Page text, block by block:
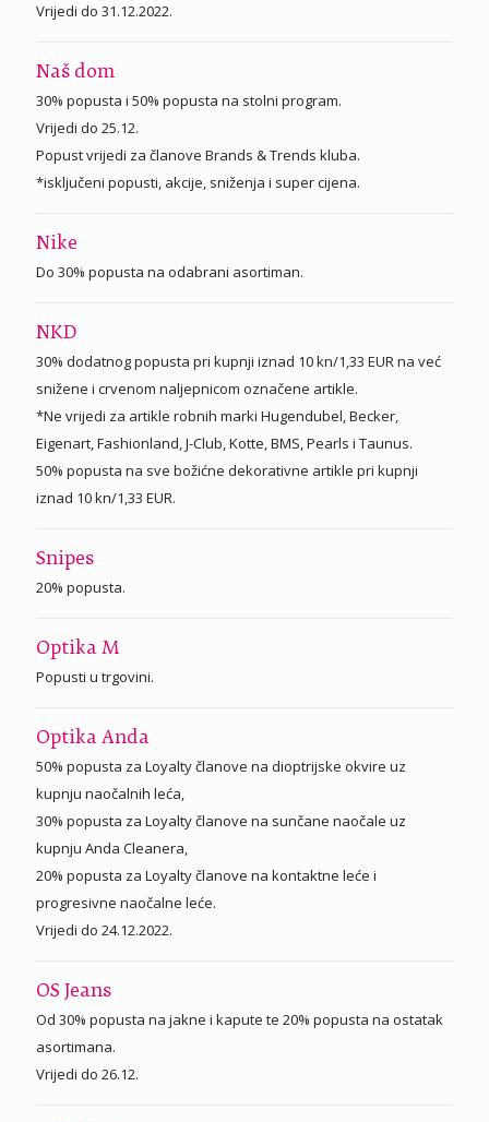
Vrijedi do 31.12.2022.
Naš dom
30% popusta i 50% popusta na stolni program.
Vrijedi do 25.12.
Popust vrijedi za članove Brands & Trends kluba.
*isključeni popusti, akcije, sniženja i super cijena.
Nike
Do 30% popusta na odabrani asortiman.
NKD
30% dodatnog popusta pri kupnji iznad 10 kn/1,33 EUR na već
snižene i crvenom naljepnicom označene artikle.
*Ne vrijedi za artikle robnih marki Hugendubel, Becker,
Eigenart, Fashionland, J-Club, Kotte, BMS, Pearls i Taunus.
50% popusta na sve božićne dekorativne artikle pri kupnji
iznad 10 kn/1,33 EUR.
Snipes
20% popusta.
Optika M
Popusti u trgovini.
Optika Anda
50% popusta za Loyalty članove na dioptrijske okvire uz
kupnju naočalnih leća,
30% popusta za Loyalty članove na sunčane naočale uz
kupnju Anda Cleanera,
20% popusta za Loyalty članove na kontaktne leće i
progresivne naočalne leće.
Vrijedi do 24.12.2022.
OS Jeans
Od 30% popusta na jakne i kapute te 20% popusta na ostatak
asortimana.
Vrijedi do 26.12.